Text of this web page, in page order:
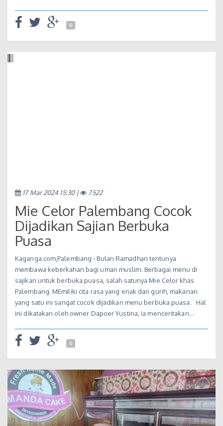
0
17 Mar 2024 15:30 | 7522
Mie Celor Palembang Cocok
Dijadikan Sajian Berbuka
Puasa
Kaganga.com,Palembang - Bulan Ramadhan tentunya
membawa keberkahan bagi uman muslim. Berbagai menu di
sajikan untuk berbuka puasa, salah satunya Mie Celor khas
Palembang. MEmiliki cita rasa yang enak dan gurih, makanan
yang satu ini sangat cocok dijadikan menu berbuka puasa. Hal
ini dikatakan oleh owner Dapoer Yustina, ia menceritakan…
0